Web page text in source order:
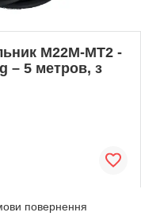
M22М-MT2 -
– 5 метров, з
повернення